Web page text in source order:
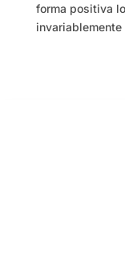
forma positiva